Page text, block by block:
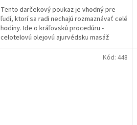
Tento darčekový poukaz je vhodný pre
ľudí, ktorí sa radi nechajú rozmaznávať celé
hodiny. Ide o kráľovskú procedúru -
celotelovú olejovú ajurvédsku masáž
Abhyangam, masáž...
Kód: 448